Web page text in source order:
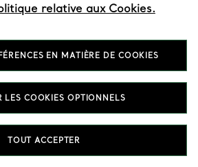
incontournables pour un
relative aux Cookies.
EN MATIÈRE DE COOKIES
LES COOKIES OPTIONNELS
TOUT ACCEPTER